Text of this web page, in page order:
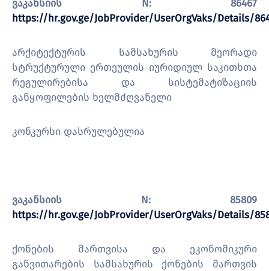
ვაკანსიის N: 86467
https://hr.gov.ge/JobProvider/UserOrgVaks/Details/
არქიტექტურის სამსახურის მეორადი
სტრუქტურული ერთეულის იურიდიულ საკითხთა
რეგულირებისა და სისტემატიზაციის
განყოფილების ხელმძღვანელი
კონკურსი დასრულებულია
ვაკანსიის N: 85809
https://hr.gov.ge/JobProvider/UserOrgVaks/Details/
ქონების მართვისა და ეკონომიკური
განვითარების სამსახურის ქონების მართვის